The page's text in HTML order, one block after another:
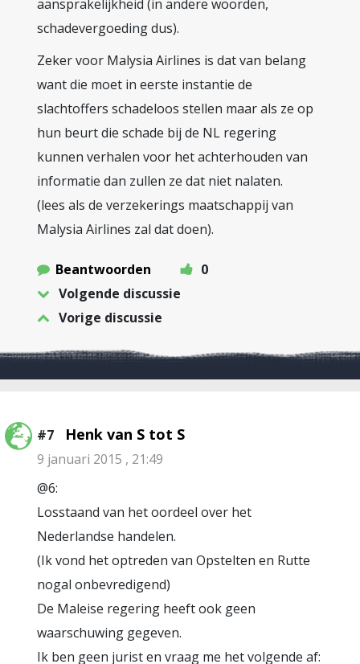
aansprakelijkheid (in andere woorden,
schadevergoeding dus).
Zeker voor Malysia Airlines is dat van belang
want die moet in eerste instantie de
slachtoffers schadeloos stellen maar als ze op
hun beurt die schade bij de NL regering
kunnen verhalen voor het achterhouden van
informatie dan zullen ze dat niet nalaten.
(lees als de verzekerings maatschappij van
Malysia Airlines zal dat doen).
Beantwoorden
0
Volgende discussie
Vorige discussie
#7 Henk van S tot S
9 januari 2015 , 21:49
@6:
Losstaand van het oordeel over het
Nederlandse handelen.
(Ik vond het optreden van Opstelten en Rutte
nogal onbevredigend)
De Maleise regering heeft ook geen
waarschuwing gegeven.
Ik ben geen jurist en vraag me het volgende af: